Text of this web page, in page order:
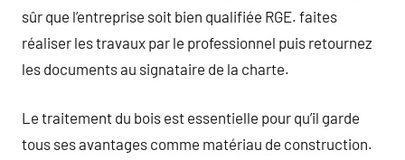
sûr que l’entreprise soit bien qualifiée RGE. faites
réaliser les travaux par le professionnel puis retournez
les documents au signataire de la charte.
Le traitement du bois est essentielle pour qu’il garde
tous ses avantages comme matériau de construction.